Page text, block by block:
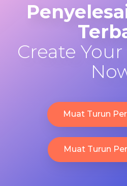
Create
Muat Turun
Muat Turun